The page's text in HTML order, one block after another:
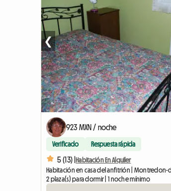
❮
923 MXN / noche
Verificado Respuesta rápida
5 (13) |Habitación En Alquiler
Habitación en casa del anfitrión | Montredon-
2 plaza(s) para dormir | 1 noche mínimo